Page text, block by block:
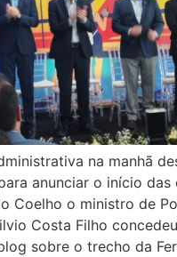
na manhã
anunciar o início das
Coelho o ministro de
Costa Filho
sobre o trecho da